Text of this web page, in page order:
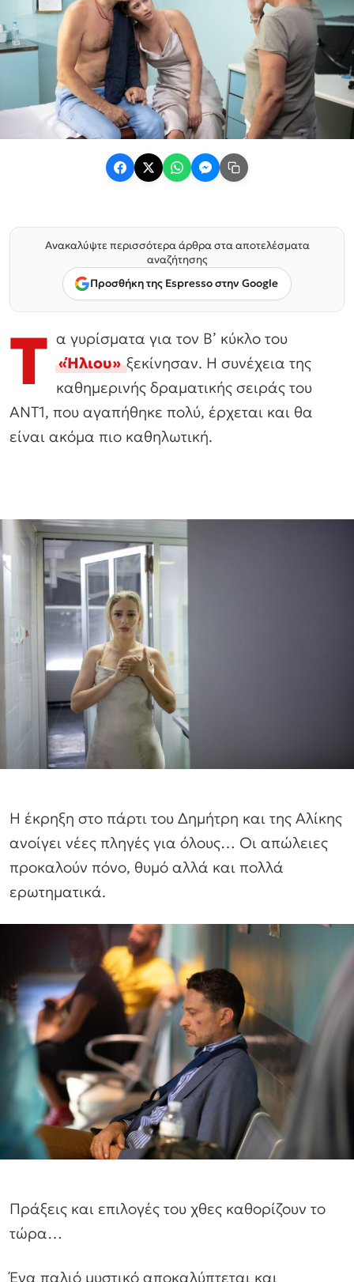
Ανακαλύψτε περισσότερα άρθρα στα αποτελέσματα
αναζήτησης
Προσθήκη της Espresso στην Google
Τ α γυρίσματα για τον Β’ κύκλο του
«Ήλιου» ξεκίνησαν. H συνέχεια της
καθημερινής δραματικής σειράς του
ΑΝΤ1, που αγαπήθηκε πολύ, έρχεται και θα
είναι ακόμα πιο καθηλωτική.
Η έκρηξη στο πάρτι του Δημήτρη και της Αλίκης
ανοίγει νέες πληγές για όλους… Οι απώλειες
προκαλούν πόνο, θυμό αλλά και πολλά
ερωτηματικά.
Πράξεις και επιλογές του χθες καθορίζουν το
τώρα…
Ένα παλιό μυστικό αποκαλύπτεται και